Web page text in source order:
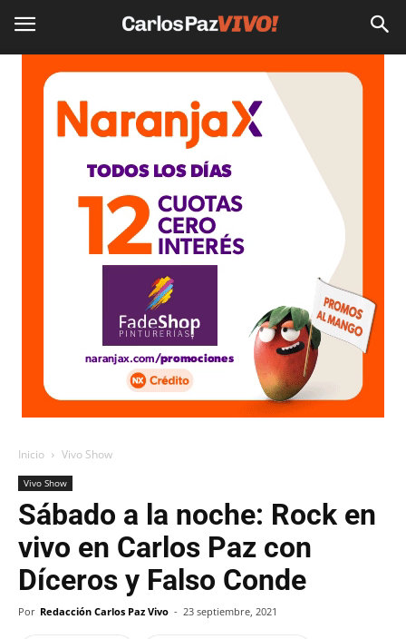
Inicio Vivo Show
Vivo Show
Sábado a la noche: Rock en
vivo en Carlos Paz con
Díceros y Falso Conde
Por Redacción Carlos Paz Vivo - 23 septiembre, 2021